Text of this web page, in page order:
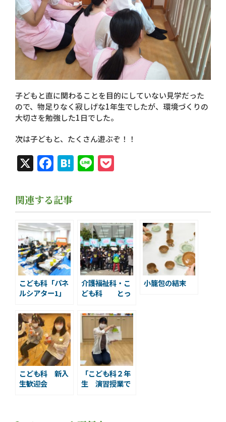
子どもと直に関わることを目的にしていない見学だった
ので、物足りなく寂しげな1年生でしたが、環境づくりの
大切さを勉強した1日でした。
次は子どもと、たくさん遊ぶぞ！！
X Facebook
Hatena
Line
関連する記事
こども科「パネ
ルシアター1」
介護福祉科・こ
ども科 とっ
ボランティア
小籠包の結末
こども科 新入
生歓迎会
「こども科２年
生 演習授業で